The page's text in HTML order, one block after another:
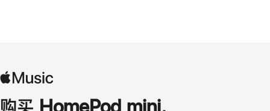
购买 HomePod mini，